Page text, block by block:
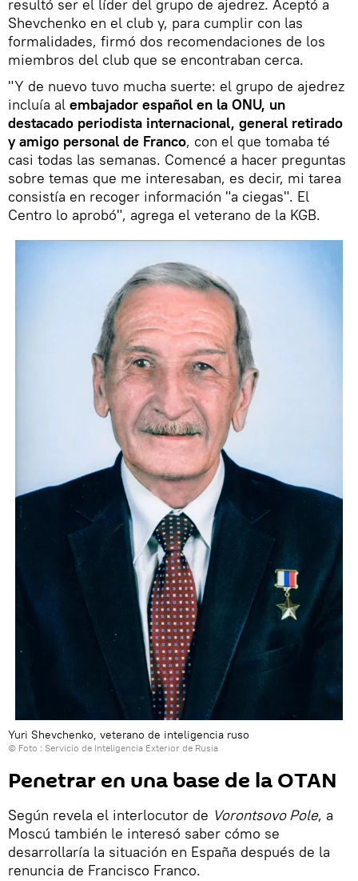
resultó ser el líder del grupo de ajedrez. Aceptó a
Shevchenko en el club y, para cumplir con las
formalidades, firmó dos recomendaciones de los
miembros del club que se encontraban cerca.
"Y de nuevo tuvo mucha suerte: el grupo de ajedrez
incluía al embajador español en la ONU, un
destacado periodista internacional, general retirado
y amigo personal de Franco, con el que tomaba té
casi todas las semanas. Comencé a hacer preguntas
sobre temas que me interesaban, es decir, mi tarea
consistía en recoger información "a ciegas". El
Centro lo aprobó", agrega el veterano de la KGB.
Yuri Shevchenko, veterano de inteligencia ruso
© Foto : Servicio de Inteligencia Exterior de Rusia
Penetrar en una base de la OTAN
Según revela el interlocutor de Vorontsovo Pole, a
Moscú también le interesó saber cómo se
desarrollaría la situación en España después de la
renuncia de Francisco Franco.